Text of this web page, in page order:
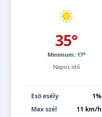
35°
Minimum: 17°
Napos idő
Eső esély
1%
Max szél
11 km/h